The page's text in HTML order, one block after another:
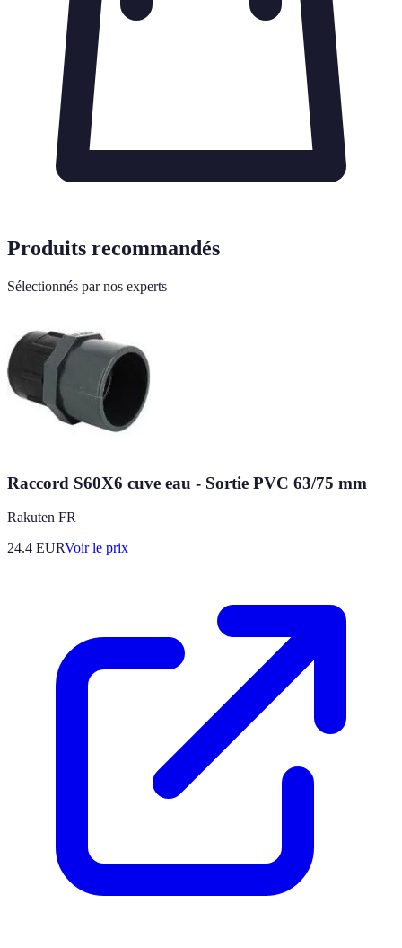
Produits recommandés
Sélectionnés par nos experts
Raccord S60X6 cuve eau - Sortie PVC 63/75 mm
Rakuten FR
24.4 EURVoir le prix